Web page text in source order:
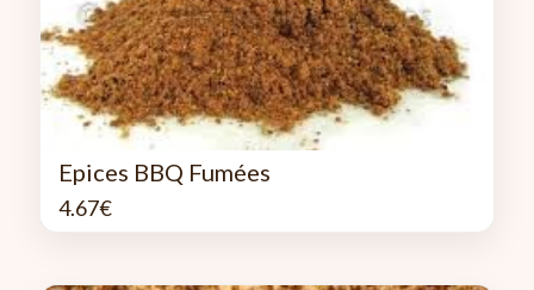
Epices BBQ Fumées
4.67€